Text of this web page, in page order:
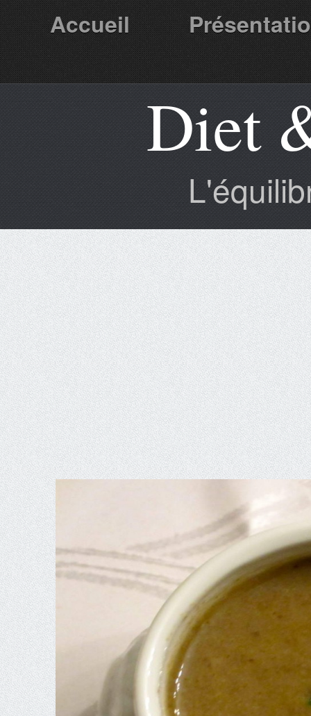
Accueil
Partenaires Diet